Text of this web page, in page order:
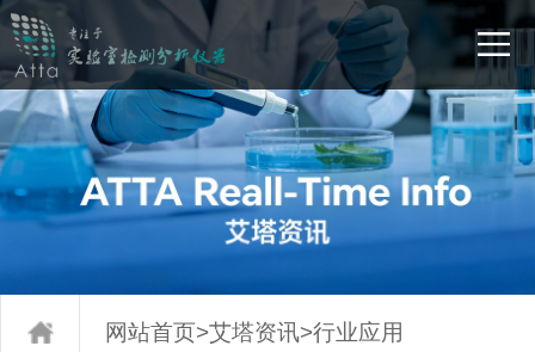
网站首页>艾塔资讯>行业应用